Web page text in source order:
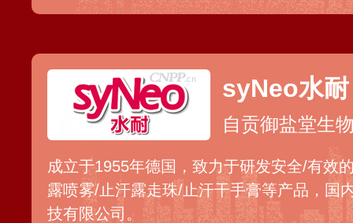
syNeo水耐
自贡御盐堂生
成立于1955年德国，致力于研发安全/有效
露喷雾/止汗露走珠/止汗干手膏等产品，国
技有限公司。